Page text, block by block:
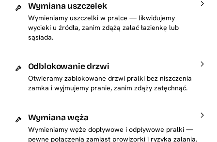
Wymiana uszczelek
Wymieniamy uszczelki w pralce — likwidujemy
wycieki u źródła, zanim zdążą zalać łazienkę lub
sąsiada.
Odblokowanie drzwi
Otwieramy zablokowane drzwi pralki bez niszczenia
zamka i wyjmujemy pranie, zanim zdąży zatęchnąć.
Wymiana węża
Wymieniamy węże dopływowe i odpływowe pralki —
pewne połączenia zamiast prowizorki i ryzyka zalania.